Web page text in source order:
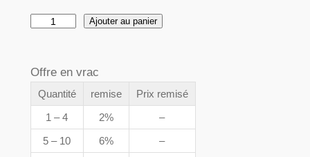
d
e
r
i
x
n
t
Ajouter au panier
Offre en vrac
Quantité remise
Prix remisé
1 – 4
2%
–
5 – 10
6%
–